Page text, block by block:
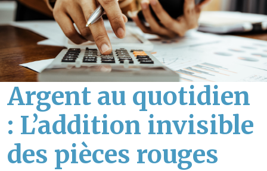
Argent au quotidien
: L’addition invisible
des pièces rouges